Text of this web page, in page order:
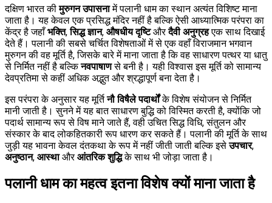
दक्षिण भारत कीमुरुगन उपासनामें पलानी धाम का स्थान अत्यंत विशिष्ट माना
जाता है। यह केवल एक प्रसिद्ध मंदिर नहीं है बल्कि ऐसी आध्यात्मिक परंपरा का
केंद्र है जहाँभक्ति,सिद्ध ज्ञान, औषधीय दृष्टिऔरदैवी अनुग्रहएक साथ दिखाई
देते हैं। पलानी की सबसे चर्चित विशेषताओं में से एक वहाँ विराजमान भगवान
मुरुगन की वह मूर्ति है, जिसके बारे में माना जाता है कि वह साधारण पत्थर या धातु
से निर्मित नहीं है बल्किनवपाषाणसे बनी है। यही विश्वास इस मूर्ति को सामान्य
देवप्रतिमा से कहीं अधिक अद्भुत और श्रद्धापूर्ण बना देता है।
इस परंपरा के अनुसार यह मूर्तिनौ विषैले पदार्थोंके विशेष संयोजन से निर्मित
मानी जाती है। सुनने में यह बात साधारण बुद्धि को विस्मित करती है, क्योंकि जो
पदार्थ सामान्य रूप से विष माने जाते हैं, वही उचित सिद्ध विधि, संतुलन और
संस्कार के बाद लोकहितकारी रूप धारण कर सकते हैं। पलानी की मूर्ति के साथ
जुड़ी यह भावना केवल दंतकथा के रूप में नहीं जीती जाती बल्कि इसेउपचार,
अनुष्ठान, आस्थाऔरआंतरिक शुद्धिके साथ भी जोड़ा जाता है।
पलानी धाम का महत्व इतना विशेष क्यों माना जाता है